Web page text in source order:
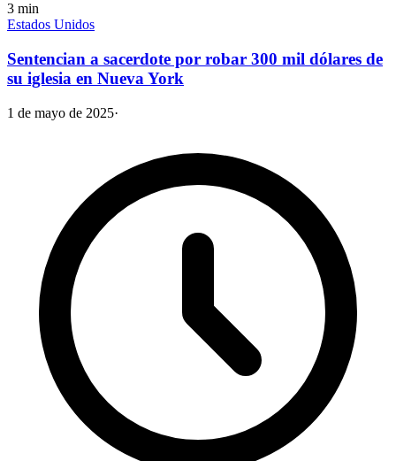
3 min
Estados Unidos
Sentencian a sacerdote por robar 300 mil dólares de
su iglesia en Nueva York
1 de mayo de 2025·